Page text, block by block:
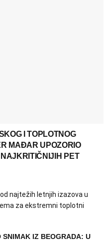
I TOPLOTNOG
MAĐAR UPOZORIO
PET
najtežih letnjih izazova u
za ekstremni toplotni
SNIMAK IZ BEOGRADA: U